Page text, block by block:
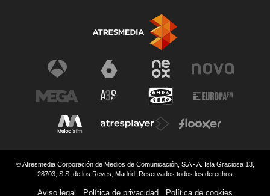
© Atresmedia Corporación de Medios de Comunicación, S.A - A. Isla Graciosa 13,
28703, S.S. de los Reyes, Madrid. Reservados todos los derechos
Aviso legal Política de privacidad Política de cookies